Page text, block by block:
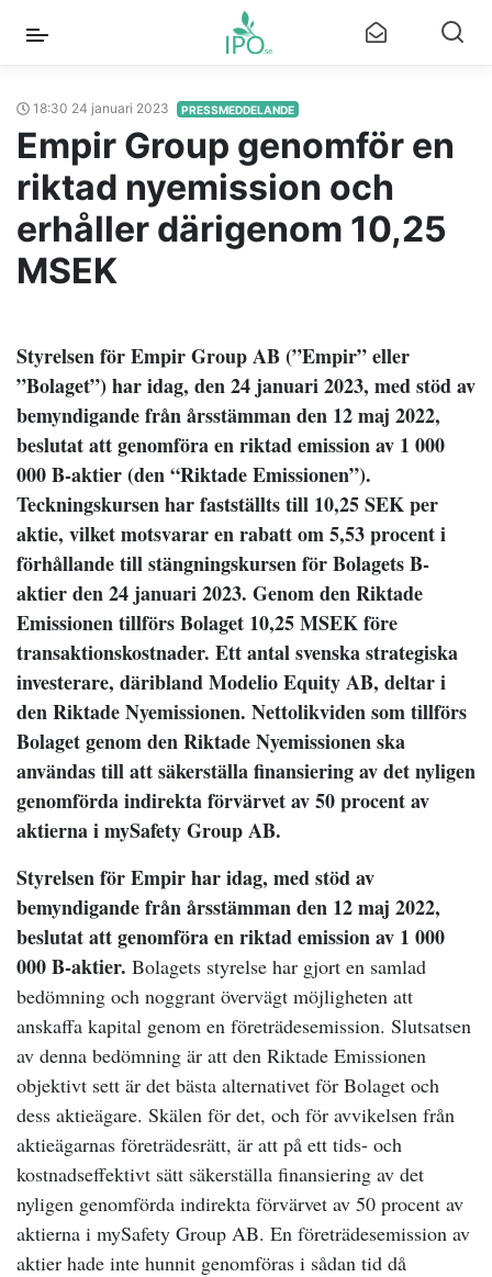
18:30 24 januari 2023 PRESSMEDDELANDE
Empir Group genomför en
riktad nyemission och
erhåller därigenom 10,25
MSEK
Styrelsen för Empir Group AB (”Empir” eller
”Bolaget”) har idag, den 24 januari 2023, med stöd av
bemyndigande från årsstämman den 12 maj 2022,
beslutat att genomföra en riktad emission av 1 000
000 B-aktier (den “Riktade Emissionen”).
Teckningskursen har fastställts till 10,25 SEK per
aktie, vilket motsvarar en rabatt om 5,53 procent i
förhållande till stängningskursen för Bolagets B-
aktier den 24 januari 2023. Genom den Riktade
Emissionen tillförs Bolaget 10,25 MSEK före
transaktionskostnader. Ett antal svenska strategiska
investerare, däribland Modelio Equity AB, deltar i
den Riktade Nyemissionen. Nettolikviden som tillförs
Bolaget genom den Riktade Nyemissionen ska
användas till att säkerställa finansiering av det nyligen
genomförda indirekta förvärvet av 50 procent av
aktierna i mySafety Group AB.
Styrelsen för Empir har idag, med stöd av
bemyndigande från årsstämman den 12 maj 2022,
beslutat att genomföra en riktad emission av 1 000
000 B-aktier. Bolagets styrelse har gjort en samlad
bedömning och noggrant övervägt möjligheten att
anskaffa kapital genom en företrädesemission. Slutsatsen
av denna bedömning är att den Riktade Emissionen
objektivt sett är det bästa alternativet för Bolaget och
dess aktieägare. Skälen för det, och för avvikelsen från
aktieägarnas företrädesrätt, är att på ett tids- och
kostnadseffektivt sätt säkerställa finansiering av det
nyligen genomförda indirekta förvärvet av 50 procent av
aktierna i mySafety Group AB. En företrädesemission av
aktier hade inte hunnit genomföras i sådan tid då